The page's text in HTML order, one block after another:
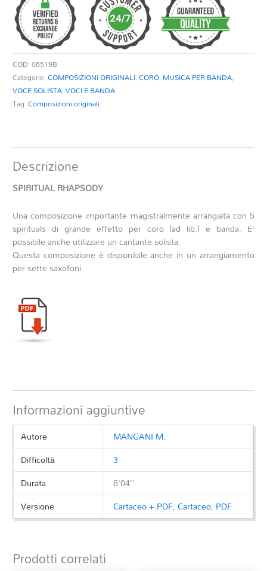
COD:06519B
Categorie:COMPOSIZIONI ORIGINALI,CORO, MUSICA PER BANDA,
VOCE SOLISTA,VOCI E BANDA
Tag:Composizioni originali
Descrizione
SPIRITUAL RHAPSODY
Una composizione importante magistralmente arrangiata con 5
spirituals di grande effetto per coro (ad lib.) e banda. E’
possibile anche utilizzare un cantante solista.
Questa composizione è disponibile anche in un arrangiamento
per sette saxofoni.
Informazioni aggiuntive
Autore
MANGANI M.
Difficoltà
3
Durata
8'04''
Versione
Cartaceo + PDF,Cartaceo, PDF
Prodotti correlati